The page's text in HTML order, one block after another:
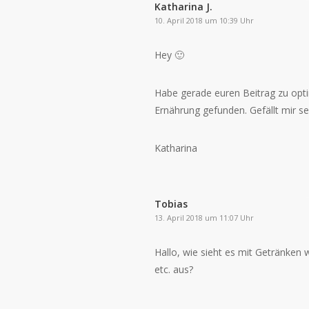
Katharina J.
10. April 2018 um 10:39 Uhr
Hey 🙂
Habe gerade euren Beitrag zu
Ernährung gefunden. Gefällt mir
Katharina
Tobias
13. April 2018 um 11:07 Uhr
Hallo, wie sieht es mit Getränken
etc. aus?